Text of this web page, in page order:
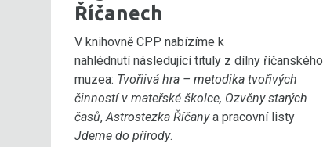
Říčanech
V knihovně CPP nabízíme k
nahlédnutí následující tituly z dílny říčanského
muzea: Tvořiivá hra – metodika tvořivých
činností v mateřské školce, Ozvěny starých
časů,Astrostezka Říčanya pracovní listy
Jdeme do přírody.